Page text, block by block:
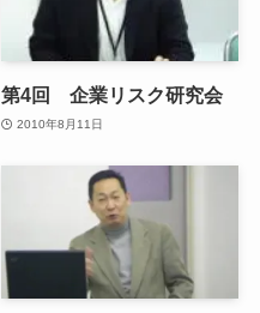
第4回 企業リスク研究会
2010年8月11日